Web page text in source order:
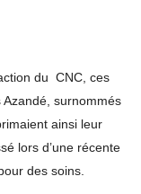
du CNC, ces
surnommés
ainsi leur
lors d’une récente
des soins.